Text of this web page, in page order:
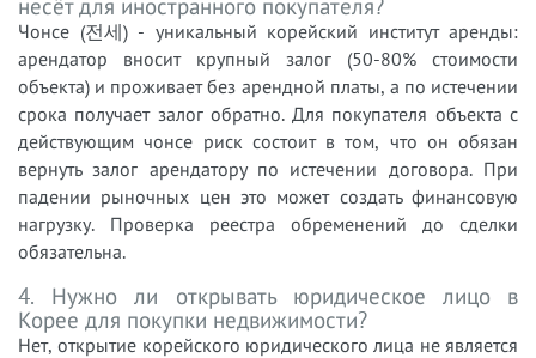
Чонсе (전세) - уникальный корейский институт аренды:
арендатор вносит крупный залог (50-80% стоимости
объекта) и проживает без арендной платы, а по истечении
срока получает залог обратно. Для покупателя объекта с
действующим чонсе риск состоит в том, что он обязан
вернуть залог арендатору по истечении договора. При
падении рыночных цен это может создать финансовую
нагрузку. Проверка реестра обременений до сделки
обязательна.
4. Нужно ли открывать юридическое лицо в
Корее для покупки недвижимости?
Нет, открытие корейского юридического лица не является